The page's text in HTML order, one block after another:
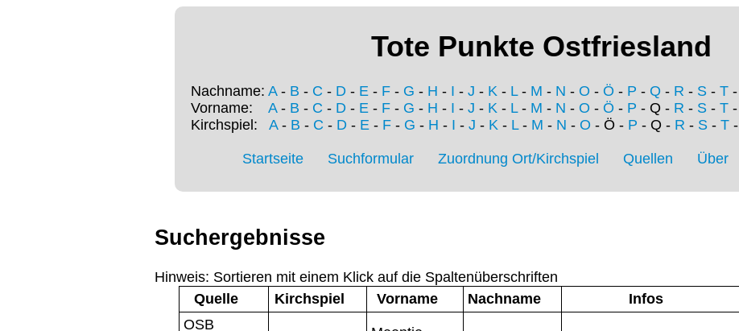
Tote Punkte Ostfriesland
Nachname: A- B - C - D - E - F - G - H - I - J - K - L- M - N - O - Ö - P - Q - R - S - T -
Vorname: A- B - C - D - E - F - G - H - I - J - K - L- M - N - O - Ö - P - Q - R - S - T -
Kirchspiel: A- B - C - D- E- F- G - H - I - J - K- L- M - N - O - Ö - P - Q - R - S- T-
Startseite Suchformular Zuordnung Ort/Kirchspiel Quellen Über
Suchergebnisse
Hinweis: Sortieren mit einem Klick auf die Spaltenüberschriften
Quelle
Kirchspiel Vorname Nachname Infos
OSB